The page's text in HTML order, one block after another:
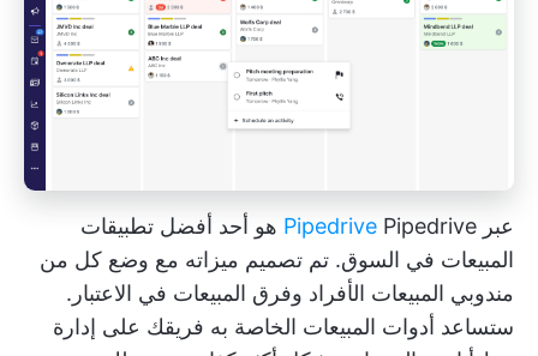
عبر Pipedrive Pipedrive هو أحد أفضل تطبيقات
المبيعات في السوق. تم تصميم ميزاته مع وضع كل من
مندوبي المبيعات الأفراد وفرق المبيعات في الاعتبار.
ستساعد أدوات المبيعات الخاصة به فريقك على إدارة